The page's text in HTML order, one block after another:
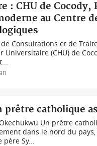
: CHU de
au Centre
Consultations et de
Universitaire (CHU) de
prêtre catholique
Un prêtre
dans le nord du
père Sy...